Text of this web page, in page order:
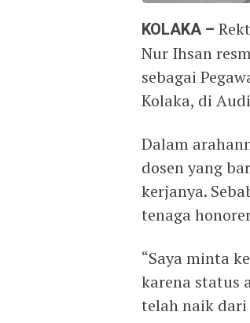
KOLAKA –
Nur Ihsan
sebagai
Kolaka, di
Dalam
dosen yang
kerjanya.
tenaga
“Saya minta
karena status
telah naik dari